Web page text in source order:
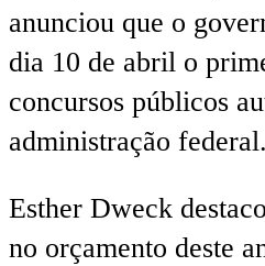
anunciou que o
dia 10 de abril o
concursos públicos
administração federal.
Esther Dweck
no orçamento deste